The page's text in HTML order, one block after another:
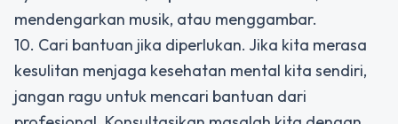
mendengarkan musik, atau menggambar.
10. Cari bantuan jika diperlukan. Jika kita merasa
kesulitan menjaga kesehatan mental kita sendiri,
jangan ragu untuk mencari bantuan dari